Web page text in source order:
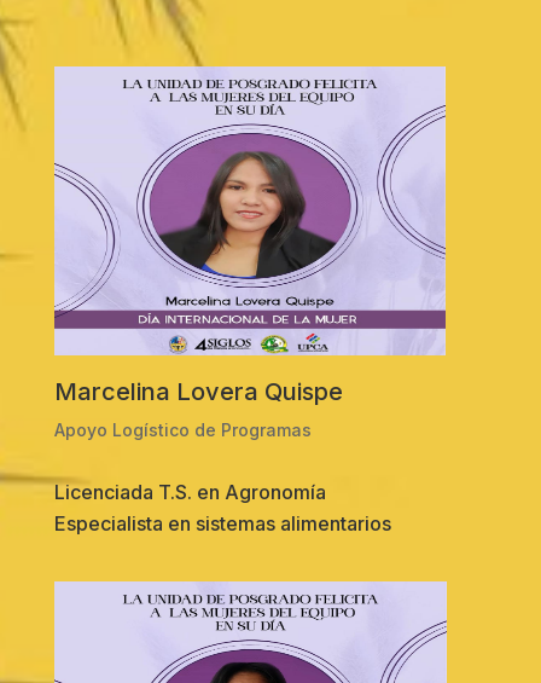
Marcelina Lovera Quispe
Apoyo Logístico de Programas
Licenciada T.S. en Agronomía
Especialista en sistemas alimentarios